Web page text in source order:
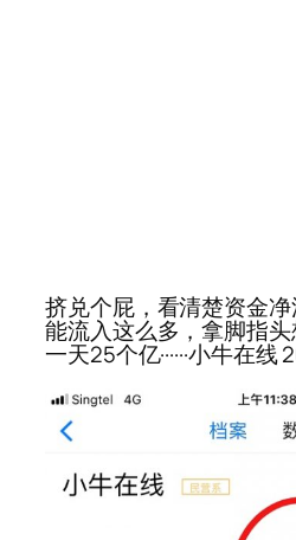
挤兑个屁，看清楚资金净
能流入这么多，拿脚指头
一天25个亿······小牛在